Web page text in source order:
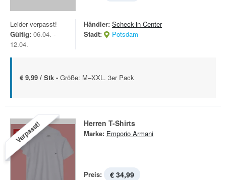
Leider verpasst!
Gültig: 06.04. -
12.04.
Händler: Scheck-in Center
Stadt:
Potsdam
€ 9,99 / Stk - Größe: M–XXL. 3er Pack
Verpasst! Herren T-Shirts
Marke: Emporio Armani
Preis: € 34,99